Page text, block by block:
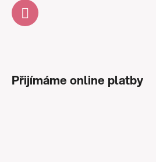
Přijímáme online platby